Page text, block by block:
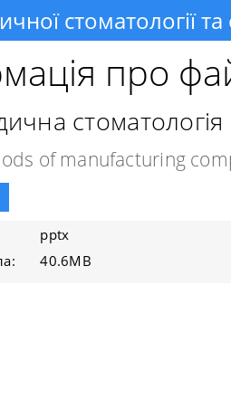
стоматології та
про
стоматологія
of manufacturing
pptx
40.6MB